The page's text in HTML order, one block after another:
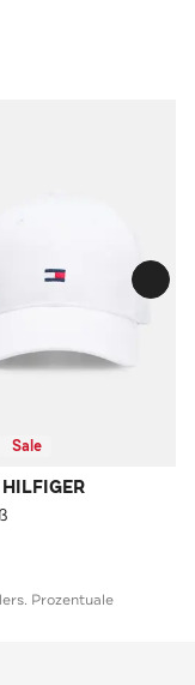
Sale
Prozentuale